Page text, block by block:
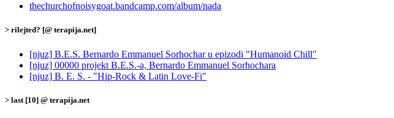
thechurchofnoisygoat.bandcamp.com/album/nada
> rilejted? [@ terapija.net]
[njuz] B.E.S. Bernardo Emmanuel Sorhochar u epizodi "Humanoid Chill"
[njuz] 00000 projekt B.E.S.-a, Bernardo Emmanuel Sorhochara
[njuz] B. E. S. - "Hip-Rock & Latin Love-Fi"
> last [10] @ terapija.net